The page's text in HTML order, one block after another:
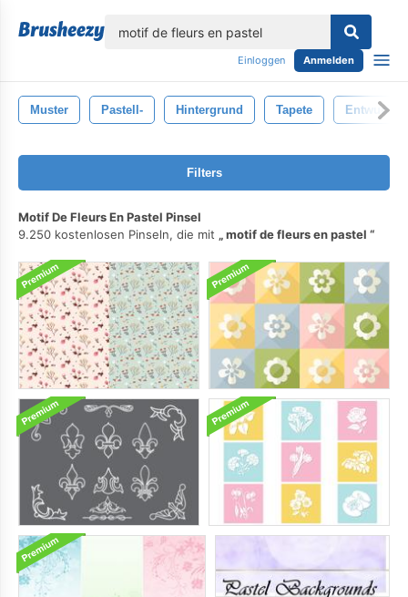
Einloggen Anmelden
Muster Pastell- Hintergrund Tapete Entwurf
Filters
Motif De Fleurs En Pastel Pinsel
9.250 kostenlosen Pinseln, die mit
motif de fleurs en pastel